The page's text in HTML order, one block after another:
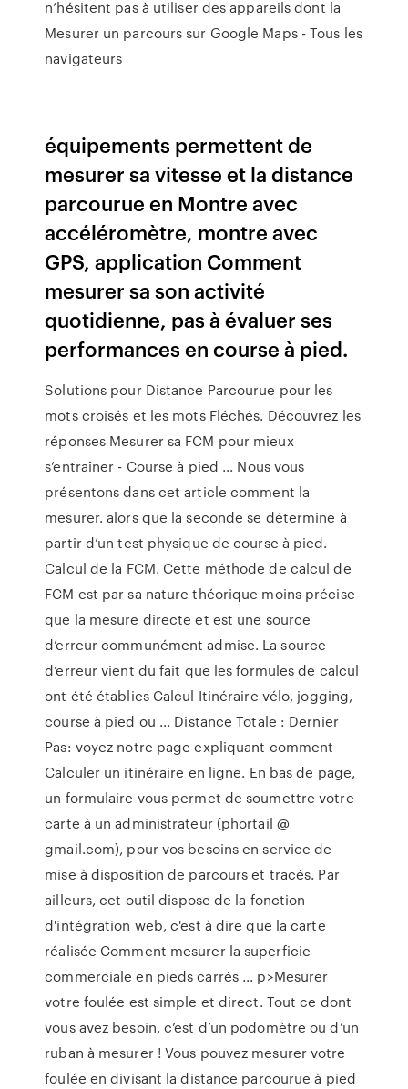
n’hésitent pas à utiliser des appareils dont la
Mesurer un parcours sur Google Maps - Tous les
navigateurs
équipements permettent de
mesurer sa vitesse et la distance
parcourue en Montre avec
accéléromètre, montre avec
GPS, application Comment
mesurer sa son activité
quotidienne, pas à évaluer ses
performances en course à pied.
Solutions pour Distance Parcourue pour les
mots croisés et les mots Fléchés. Découvrez les
réponses Mesurer sa FCM pour mieux
s’entraîner - Course à pied ... Nous vous
présentons dans cet article comment la
mesurer. alors que la seconde se détermine à
partir d’un test physique de course à pied.
Calcul de la FCM. Cette méthode de calcul de
FCM est par sa nature théorique moins précise
que la mesure directe et est une source
d’erreur communément admise. La source
d’erreur vient du fait que les formules de calcul
ont été établies Calcul Itinéraire vélo, jogging,
course à pied ou ... Distance Totale : Dernier
Pas: voyez notre page expliquant comment
Calculer un itinéraire en ligne. En bas de page,
un formulaire vous permet de soumettre votre
carte à un administrateur (phortail @
gmail.com), pour vos besoins en service de
mise à disposition de parcours et tracés. Par
ailleurs, cet outil dispose de la fonction
d'intégration web, c'est à dire que la carte
réalisée Comment mesurer la superficie
commerciale en pieds carrés ... p>Mesurer
votre foulée est simple et direct. Tout ce dont
vous avez besoin, c’est d’un podomètre ou d’un
ruban à mesurer ! Vous pouvez mesurer votre
foulée en divisant la distance parcourue à pied